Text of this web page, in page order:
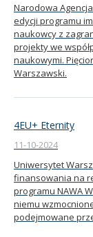
Narodowa
edycji programu
naukowcy z
projekty we
naukowymi.
Warszawski.
4EU+ Eternity
11-10-2024
Uniwersytet
finansowania na
programu NAWA
niemu
podejmowane